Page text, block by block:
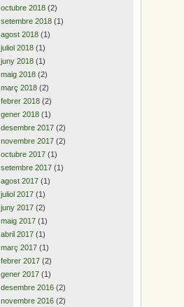
octubre 2018 (2)
setembre 2018 (1)
agost 2018 (1)
juliol 2018 (1)
juny 2018 (1)
maig 2018 (2)
març 2018 (2)
febrer 2018 (2)
gener 2018 (1)
desembre 2017 (2)
novembre 2017 (2)
octubre 2017 (1)
setembre 2017 (1)
agost 2017 (1)
juliol 2017 (1)
juny 2017 (2)
maig 2017 (1)
abril 2017 (1)
març 2017 (1)
febrer 2017 (2)
gener 2017 (1)
desembre 2016 (2)
novembre 2016 (2)